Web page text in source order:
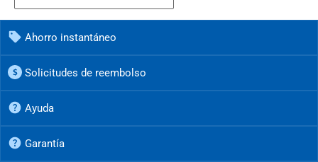
Ahorro instantáneo
Solicitudes de reembolso
Ayuda
Garantía